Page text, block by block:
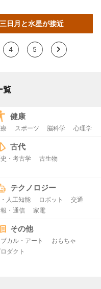
日月と水星が接近
4 5 >
覧
健康
スポーツ 脳科学 心理学
古代
・考古学 古生物
テクノロジー
人工知能 ロボット
交通
・通信
家電
その他
カル・アート
おもちゃ
ダクト